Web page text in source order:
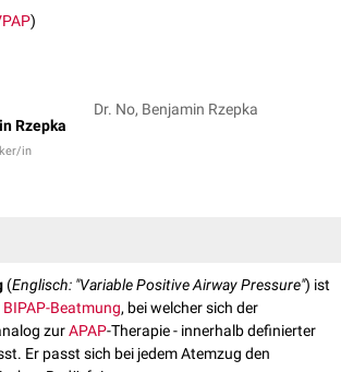
)
Rzepka
in
Dr. No, Benjamin Rzepka
(Englisch: "Variable Positive Airway Pressure") ist
BIPAP-Beatmung, bei welcher sich der
zurAPAP-Therapie - innerhalb definierter
Er passt sich bei jedem Atemzug den